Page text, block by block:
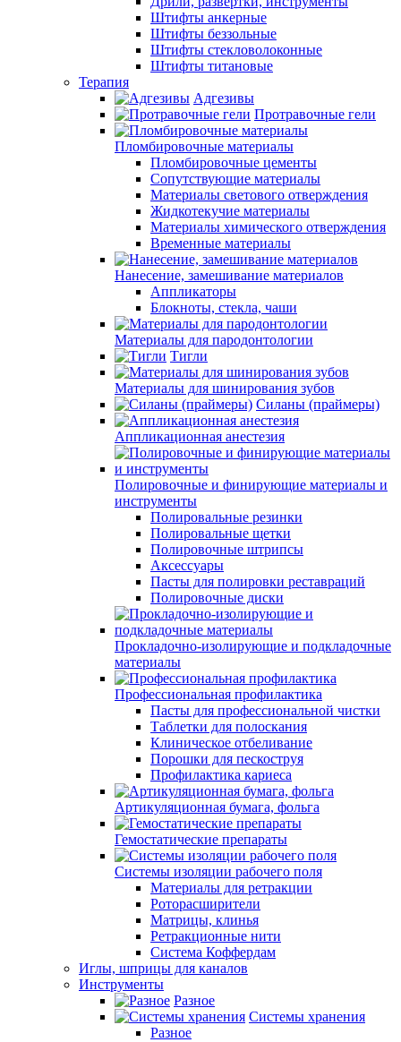
Штифты анкерные
Штифты беззольные
Штифты стекловолоконные
Штифты титановые
Терапия
Адгезивы
Протравочные гели
Пломбировочные материалы
Пломбировочные цементы
Сопутствующие материалы
Материалы светового отверждения
Жидкотекучие материалы
Материалы химического отверждения
Временные материалы
Нанесение, замешивание материалов
Аппликаторы
Блокноты, стекла, чаши
Материалы для пародонтологии
Тигли
Материалы для шинирования зубов
Силаны (праймеры)
Аппликационная анестезия
Полировочные и финирующие материалы и
инструменты
Полировальные резинки
Полировальные щетки
Полировочные штрипсы
Аксессуары
Пасты для полировки реставраций
Полировочные диски
Прокладочно-изолирующие и подкладочные
материалы
Профессиональная профилактика
Пасты для профессиональной чистки
Таблетки для полоскания
Клиническое отбеливание
Порошки для пескоструя
Профилактика кариеса
Артикуляционная бумага, фольга
Гемостатические препараты
Системы изоляции рабочего поля
Материалы для ретракции
Роторасширители
Матрицы, клинья
Ретракционные нити
Система Коффердам
Иглы, шприцы для каналов
Инструменты
Разное
Системы хранения
Разное